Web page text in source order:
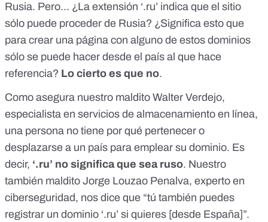
Rusia. Pero… ¿La extensión ‘.ru’ indica que el sitio
sólo puede proceder de Rusia? ¿Significa esto que
para crear una página con alguno de estos dominios
sólo se puede hacer desde el país al que hace
referencia? Lo cierto es que no.
Como asegura nuestro maldito Walter Verdejo,
especialista en servicios de almacenamiento en línea,
una persona no tiene por qué pertenecer o
desplazarse a un país para emplear su dominio. Es
decir, ‘.ru’ no significa que sea ruso. Nuestro
también maldito Jorge Louzao Penalva, experto en
ciberseguridad, nos dice que “tú también puedes
registrar un dominio ‘.ru’ si quieres [desde España]”.